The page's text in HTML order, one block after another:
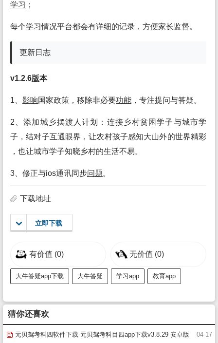
学习 ；
每个学习情况平台都会有详细的记录，方便家长监督。
更新日志
v1.2.6版本
1、 影响国家政策，移除非必要功能 ，专注提问与答疑。
2、添加城乡摆渡人计划：连接乡村贫困学子与城市学
子，结对子互通眼界，让农村孩子感知大山外的世界精彩
，也让城市学子知晓乡村的生活不易。
3、修正与ios通讯同步问题。
下载地址
立即下载
有价值 (0) 无价值 (0)
大牛答疑app下载 大牛答疑 学习app 教育app
猜你还喜欢
04-17
元贝驾考科四软件下载-元贝驾考科目四app下载v3.8.29 安卓版